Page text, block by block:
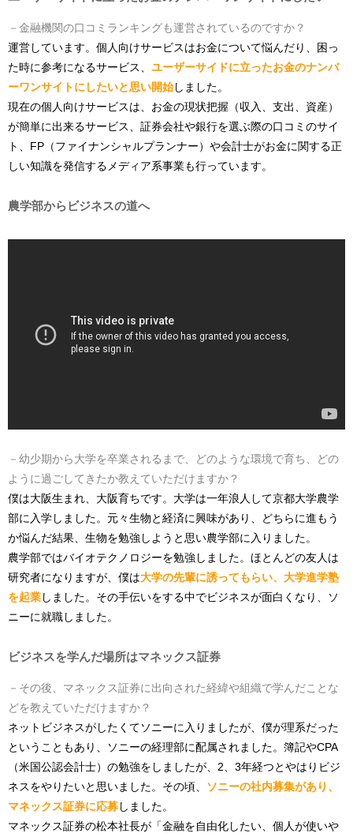
－金融機関の口コミランキングも運営されているのですか？
運営しています。個人向けサービスはお金について悩んだり、困っ
た時に参考になるサービス、 ユーザーサイドに立ったお金のナンバ
ーワンサイトにしたいと思い開始しました。
現在の個人向けサービスは、お金の現状把握（収入、支出、資産）
が簡単に出来るサービス、証券会社や銀行を選ぶ際の口コミのサイ
ト、FP（ファイナンシャルプランナー）や会計士がお金に関する正
しい知識を発信するメディア系事業も行っています。
農学部からビジネスの道へ
－幼少期から大学を卒業されるまで、どのような環境で育ち、どの
ように過ごしてきたか教えていただけますか？
僕は大阪生まれ、大阪育ちです。大学は一年浪人して京都大学農学
部に入学しました。元々生物と経済に興味があり、どちらに進もう
か悩んだ結果、生物を勉強しようと思い農学部に入りました。
農学部ではバイオテクノロジーを勉強しました。ほとんどの友人は
研究者になりますが、僕は大学の先輩に誘ってもらい、大学進学塾
を起業 しました。その手伝いをする中でビジネスが面白くなり、ソ
ニーに就職しました。
ビジネスを学んだ場所はマネックス証券
－その後、マネックス証券に出向された経緯や組織で学んだことな
どを教えていただけますか？
ネットビジネスがしたくてソニーに入りましたが、僕が理系だった
ということもあり、ソニーの経理部に配属されました。簿記やCPA
（米国公認会計士）の勉強をしましたが、2、3年経つとやはりビジ
ネスをやりたいと思いました。その頃、 ソニーの社内募集があり、
マネックス証券に応募 しました。
マネックス証券の松本社長が「金融を自由化したい、個人が使いや